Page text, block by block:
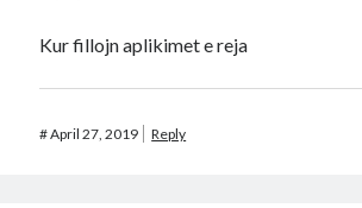
Kur fillojn aplikimet e reja
#April 27, 2019 Reply